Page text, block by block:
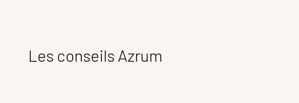
Les conseils Azrum